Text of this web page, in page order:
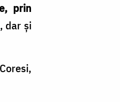
prin
, dar şi